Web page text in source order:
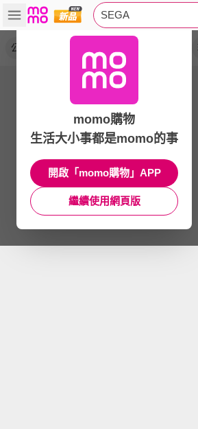
SEGA
公仔
momo購物
生活大小事都是momo的事
開啟「momo購物」APP
繼續使用網頁版